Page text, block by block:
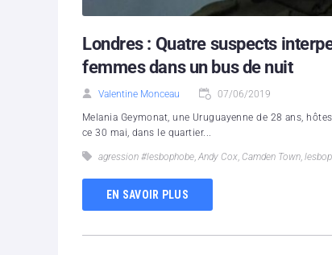
Londres : Quatre suspects
femmes dans un bus de nuit
Valentine Monceau 07/06/2019
Melania Geymonat, une Uruguayenne de 28 ans,
ce 30 mai, dans le quartier...
agression #lesbophobe, Andy Cox, Camden Town,
EN SAVOIR PLUS